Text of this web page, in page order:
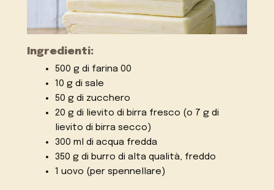
Ingredienti:
500 g di farina 00
10 g di sale
50 g di zucchero
20 g di lievito di birra fresco (o 7 g di
lievito di birra secco)
300 ml di acqua fredda
350 g di burro di alta qualità, freddo
1 uovo (per spennellare)